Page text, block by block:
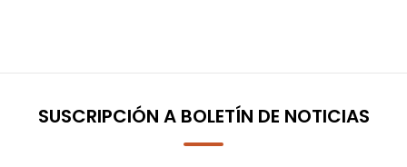
SUSCRIPCIÓN A BOLETÍN DE NOTICIAS